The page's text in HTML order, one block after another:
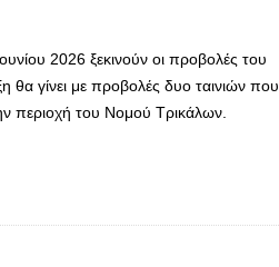
2026 ξεκινούν οι προβολές του
γίνει με προβολές δυο ταινιών που
περιοχή του Νομού Τρικάλων.